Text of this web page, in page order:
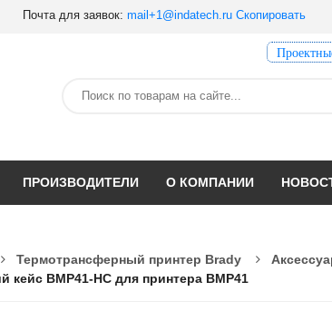
Почта для заявок: mail+1@indatech.ru Скопировать
ПРОИЗВОДИТЕЛИ О КОМПАНИИ
Термотрансферный принтер Brady
кейс BMP41-HC для принтера BMP41